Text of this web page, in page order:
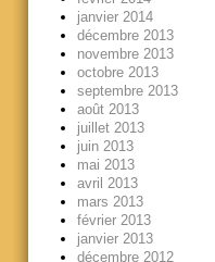
janvier 2014
décembre 2013
novembre 2013
octobre 2013
septembre 2013
août 2013
juillet 2013
juin 2013
mai 2013
avril 2013
mars 2013
février 2013
janvier 2013
décembre 2012